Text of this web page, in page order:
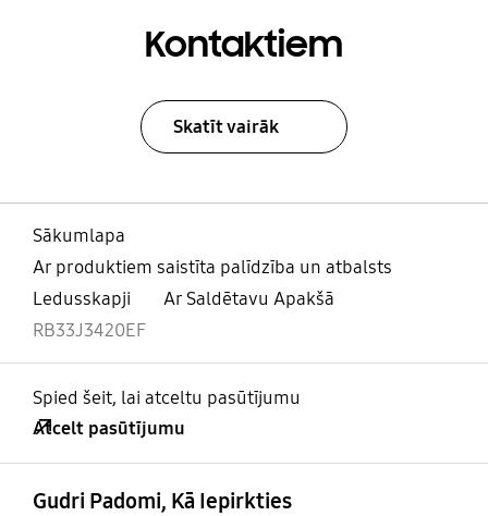
Kontaktiem
Skatīt vairāk
Sākumlapa
Ar produktiem saistīta palīdzība un atbalsts
Ledusskapji
Ar Saldētavu Apakšā
RB33J3420EF
Spied šeit, lai atceltu pasūtījumu
Atcelt pasūtījumu
Gudri Padomi, Kā Iepirkties